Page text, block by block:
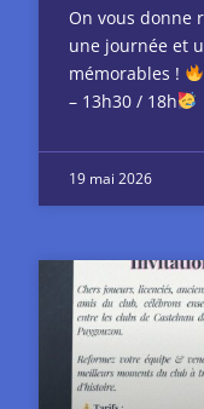
On vous donne
une journée et
mémorables !
– 13h30 / 18h
19 mai 2026